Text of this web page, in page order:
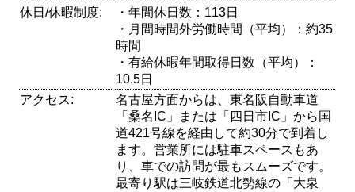
休日/休暇制度:
・年間休日数：113日
・月間時間外労働時間（平均）：約35
時間
・有給休暇年間取得日数（平均）：
10.5日
アクセス:
名古屋方面からは、東名阪自動車道
「桑名IC」または「四日市IC」から国
道421号線を経由して約30分で到着し
ます。営業所には駐車スペースもあ
り、車での訪問が最もスムーズです。
最寄り駅は三岐鉄道北勢線の「大泉